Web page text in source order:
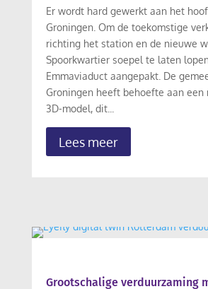
Er wordt hard gewerkt aan het
Groningen. Om de toekomstige
richting het station en de nieuwe
Spoorkwartier soepel te laten
Emmaviaduct aangepakt. De
Groningen heeft behoefte aan een
3D-model, dit...
Lees meer
Grootschalige verduurzaming